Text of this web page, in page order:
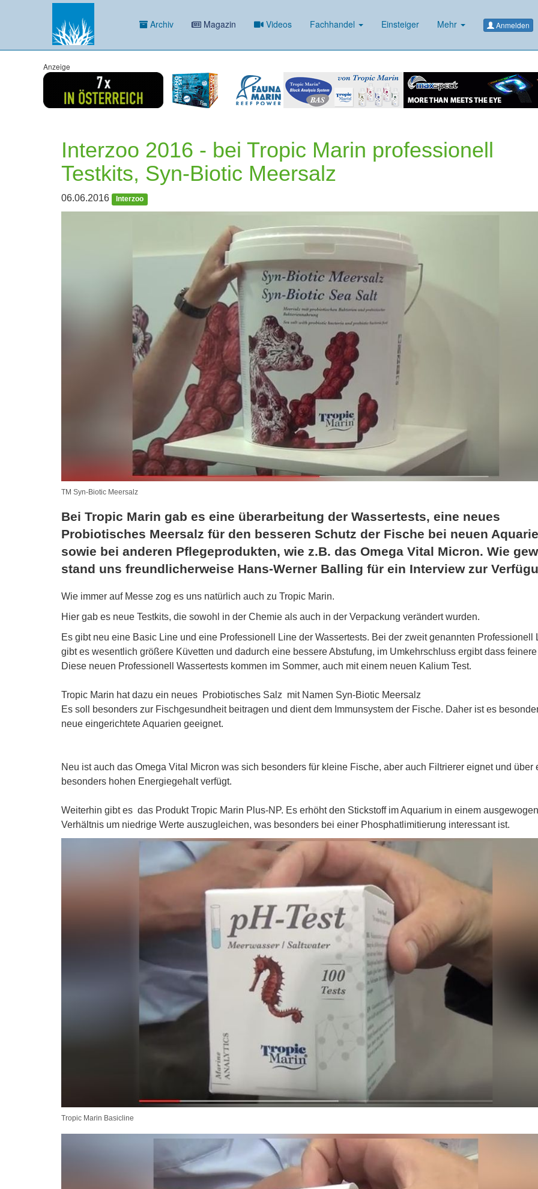
Archiv Magazin Videos Fachhandel Einsteiger Mehr Anmelden
Anzeige
Interzoo 2016 - bei Tropic Marin professionell
Testkits, Syn-Biotic Meersalz
06.06.2016 Interzoo
TM Syn-Biotic Meersalz
Bei Tropic Marin gab es eine überarbeitung der Wassertests, eine neues
Probiotisches Meersalz für den besseren Schutz der Fische bei neuen
sowie bei anderen Pflegeprodukten, wie z.B. das Omega Vital Micron. Wie
stand uns freundlicherweise Hans-Werner Balling für ein Interview zur
Wie immer auf Messe zog es uns natürlich auch zu Tropic Marin.
Hier gab es neue Testkits, die sowohl in der Chemie als auch in der Verpackung verändert wurden.
Es gibt neu eine Basic Line und eine Professionell Line der Wassertests. Bei der zweit genannten Professionell
gibt es wesentlich größere Küvetten und dadurch eine bessere Abstufung, im Umkehrschluss ergibt dass
Diese neuen Professionell Wassertests kommen im Sommer, auch mit einem neuen Kalium Test.
Tropic Marin hat dazu ein neues Probiotisches Salz mit Namen Syn-Biotic Meersalz
Es soll besonders zur Fischgesundheit beitragen und dient dem Immunsystem der Fische. Daher ist es
neue eingerichtete Aquarien geeignet.
Neu ist auch das Omega Vital Micron was sich besonders für kleine Fische, aber auch Filtrierer eignet und über
besonders hohen Energiegehalt verfügt.
Weiterhin gibt es das Produkt Tropic Marin Plus-NP. Es erhöht den Stickstoff im Aquarium in einem
Verhältnis um niedrige Werte auszugleichen, was besonders bei einer Phosphatlimitierung interessant ist.
Tropic Marin Basicline